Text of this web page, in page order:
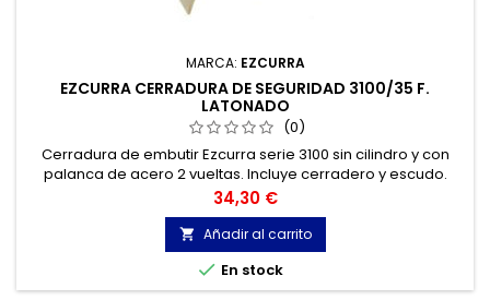
MARCA: EZCURRA
EZCURRA CERRADURA DE SEGURIDAD 3100/35 F.
LATONADO
(0)
Cerradura de embutir Ezcurra serie 3100 sin cilindro y con
palanca de acero 2 vueltas. Incluye cerradero y escudo.
Precio
34,30 €
 Añadir al carrito
 En stock